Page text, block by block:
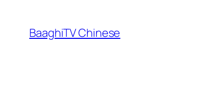
content
BaaghiTV Chinese